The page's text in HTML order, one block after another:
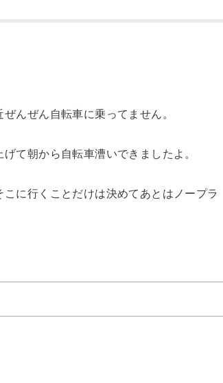
んぜん自転車に乗ってません。
て朝から自転車漕いできましたよ。
に行くことだけは決めてあとはノープラ